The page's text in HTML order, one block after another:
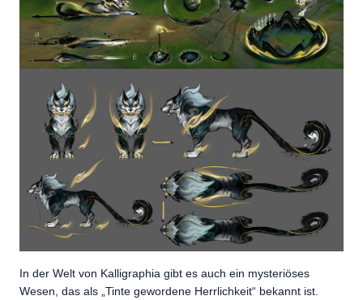
In der Welt von Kalligraphia gibt es auch ein mysteriöses
Wesen, das als „Tinte gewordene Herrlichkeit“ bekannt ist.